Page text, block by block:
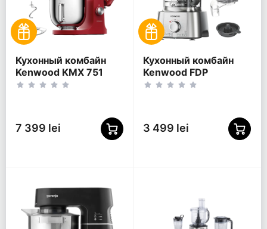
Кухонный комбайн
Kenwood KMX 751
ARD, Красный
7 399 lei
Кухонный комбайн
Kenwood FDP
65.820SI,
3 499 lei